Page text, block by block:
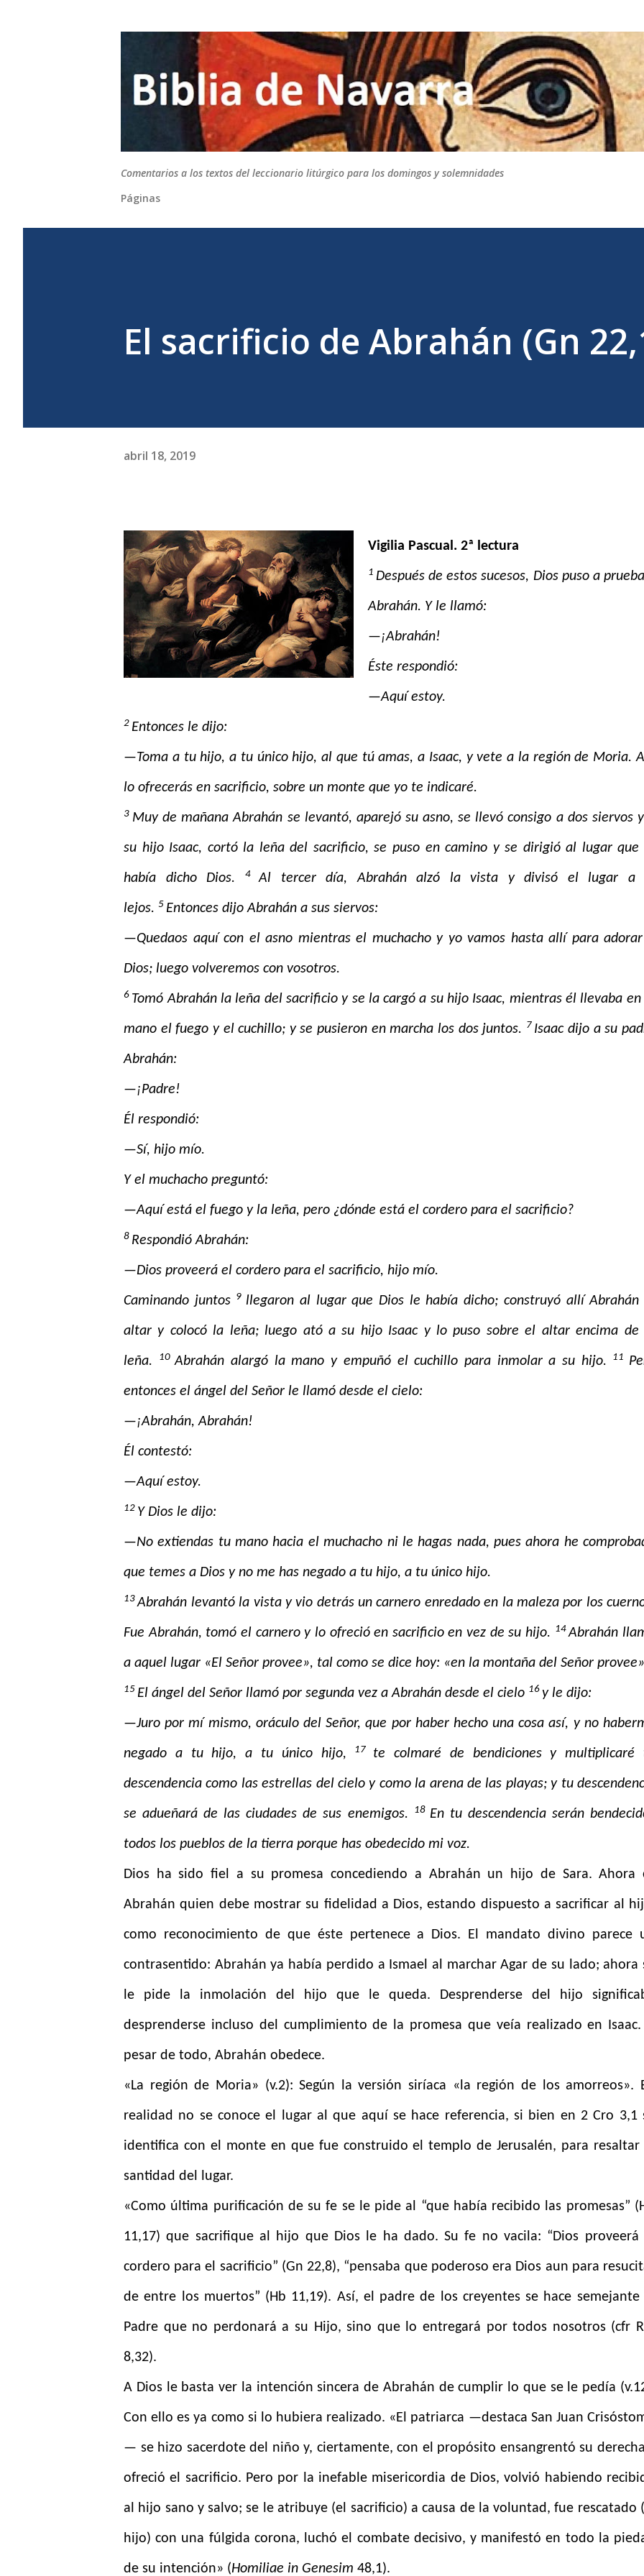
Comentarios a los textos del leccionario litúrgico para los domingos y solemnidades
Páginas
El sacrificio de Abrahán (Gn
abril 18, 2019
Vigilia Pascual. 2ª lectura
1 Después de estos sucesos, Dios puso a
Abrahán. Y le llamó:
—¡Abrahán!
Éste respondió:
—Aquí estoy.
2 Entonces le dijo:
—Toma a tu hijo, a tu único hijo, al que tú amas, a Isaac, y vete a la región de Moria.
lo ofrecerás en sacrificio, sobre un monte que yo te indicaré.
3 Muy de mañana Abrahán se levantó, aparejó su asno, se llevó consigo a dos siervos
su hijo Isaac, cortó la leña del sacrificio, se puso en camino y se dirigió al lugar que
había dicho Dios. 4 Al tercer día, Abrahán alzó la vista y divisó el lugar a
lejos. 5 Entonces dijo Abrahán a sus siervos:
—Quedaos aquí con el asno mientras el muchacho y yo vamos hasta allí para
Dios; luego volveremos con vosotros.
6 Tomó Abrahán la leña del sacrificio y se la cargó a su hijo Isaac, mientras él llevaba
mano el fuego y el cuchillo; y se pusieron en marcha los dos juntos. 7 Isaac dijo a su
Abrahán:
—¡Padre!
Él respondió:
—Sí, hijo mío.
Y el muchacho preguntó:
—Aquí está el fuego y la leña, pero ¿dónde está el cordero para el sacrificio?
8 Respondió Abrahán:
—Dios proveerá el cordero para el sacrificio, hijo mío.
Caminando juntos 9 llegaron al lugar que Dios le había dicho; construyó allí Abrahán
altar y colocó la leña; luego ató a su hijo Isaac y lo puso sobre el altar encima de
leña. 10 Abrahán alargó la mano y empuñó el cuchillo para inmolar a su hijo. 11
entonces el ángel del Señor le llamó desde el cielo:
—¡Abrahán, Abrahán!
Él contestó:
—Aquí estoy.
12 Y Dios le dijo:
—No extiendas tu mano hacia el muchacho ni le hagas nada, pues ahora he
que temes a Dios y no me has negado a tu hijo, a tu único hijo.
13 Abrahán levantó la vista y vio detrás un carnero enredado en la maleza por los
Fue Abrahán, tomó el carnero y lo ofreció en sacrificio en vez de su hijo. 14 Abrahán
a aquel lugar «El Señor provee», tal como se dice hoy: «en la montaña del Señor
15 El ángel del Señor llamó por segunda vez a Abrahán desde el cielo 16 y le dijo:
—Juro por mí mismo, oráculo del Señor, que por haber hecho una cosa así, y no
negado a tu hijo, a tu único hijo, 17 te colmaré de bendiciones y multiplicaré
descendencia como las estrellas del cielo y como la arena de las playas; y tu
se adueñará de las ciudades de sus enemigos. 18 En tu descendencia serán
todos los pueblos de la tierra porque has obedecido mi voz.
Dios ha sido fiel a su promesa concediendo a Abrahán un hijo de Sara. Ahora
Abrahán quien debe mostrar su fidelidad a Dios, estando dispuesto a sacrificar al
como reconocimiento de que éste pertenece a Dios. El mandato divino parece
contrasentido: Abrahán ya había perdido a Ismael al marchar Agar de su lado; ahora
le pide la inmolación del hijo que le queda. Desprenderse del hijo
desprenderse incluso del cumplimiento de la promesa que veía realizado en
pesar de todo, Abrahán obedece.
«La región de Moria» (v.2): Según la versión siríaca «la región de los amorreos».
realidad no se conoce el lugar al que aquí se hace referencia, si bien en 2 Cro 3,1
identifica con el monte en que fue construido el templo de Jerusalén, para resaltar
santidad del lugar.
«Como última purificación de su fe se le pide al “que había recibido las promesas”
11,17) que sacrifique al hijo que Dios le ha dado. Su fe no vacila: “Dios proveerá
cordero para el sacrificio” (Gn 22,8), “pensaba que poderoso era Dios aun para
de entre los muertos” (Hb 11,19). Así, el padre de los creyentes se hace semejante
Padre que no perdonará a su Hijo, sino que lo entregará por todos nosotros (cfr
8,32).
A Dios le basta ver la intención sincera de Abrahán de cumplir lo que se le pedía
Con ello es ya como si lo hubiera realizado. «El patriarca —destaca San Juan
— se hizo sacerdote del niño y, ciertamente, con el propósito ensangrentó su
ofreció el sacrificio. Pero por la inefable misericordia de Dios, volvió habiendo
al hijo sano y salvo; se le atribuye (el sacrificio) a causa de la voluntad, fue rescatado
hijo) con una fúlgida corona, luchó el combate decisivo, y manifestó en todo la
de su intención» (Homiliae in Genesim 48,1).